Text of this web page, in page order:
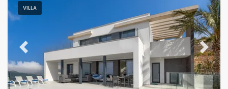
VILLA
Previous Next